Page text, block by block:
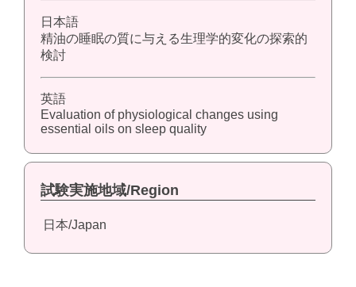
日本語
精油の睡眠の質に与える生理学的変化の探索的
検討
英語
Evaluation of physiological changes using
essential oils on sleep quality
試験実施地域/Region
日本/Japan